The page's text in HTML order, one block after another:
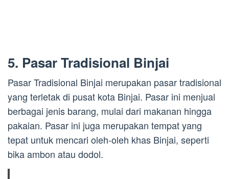
5. Pasar Tradisional Binjai
Pasar Tradisional Binjai merupakan pasar tradisional
yang terletak di pusat kota Binjai. Pasar ini menjual
berbagai jenis barang, mulai dari makanan hingga
pakaian. Pasar ini juga merupakan tempat yang
tepat untuk mencari oleh-oleh khas Binjai, seperti
bika ambon atau dodol.